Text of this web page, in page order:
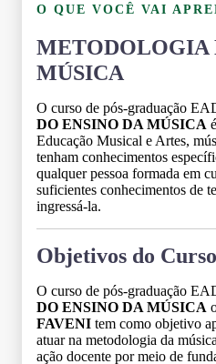
O QUE VOCÊ VAI
METODOLOGIA
MÚSICA
O curso de pós-graduação
DO ENSINO DA MÚSICA
Educação Musical e Artes,
tenham conhecimentos
qualquer pessoa formada em
suficientes conhecimentos de
ingressá-la.
Objetivos do Curso
O curso de pós-graduação
DO ENSINO DA MÚSICA
FAVENI tem como objetivo
atuar na metodologia da
ação docente por meio de